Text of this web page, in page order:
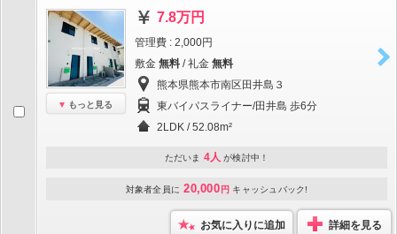
もっと見る
7.8万円
管理費 : 2,000円
敷金 無料 / 礼金 無料
熊本県熊本市南区田井島３
東バイパスライナー/田井島 歩6分
2LDK / 52.08m²
ただいま 4人 が検討中！
対象者全員に 20,000 円 キャッシュバック!
お気に入りに追加 詳細を見る